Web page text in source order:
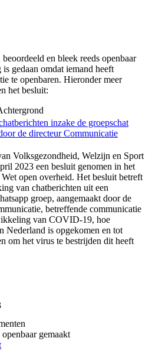
en bleek reeds openbaar
gedaan omdat iemand heeft
te openbaren. Hieronder meer
het besluit:
inzake de groepschat
de directeur Communicatie
Volksgezondheid, Welzijn en Sport
2023 een besluit genomen in het
open overheid. Het besluit betreft
van chatberichten uit een
groep, aangemaakt door de
betreffende communicatie
van COVID-19, hoe
Nederland is opgekomen en tot
om het virus te bestrijden dit heeft
gemaakt